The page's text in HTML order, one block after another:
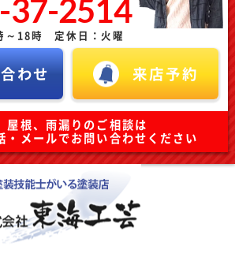
37-2514
18時 定休日：火曜
わせ 来店予約
屋根、雨漏りのご相談は
・メールでお問い合わせください